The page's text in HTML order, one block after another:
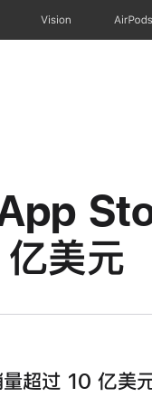
Vision AirPods
美元
超过 10 亿美元